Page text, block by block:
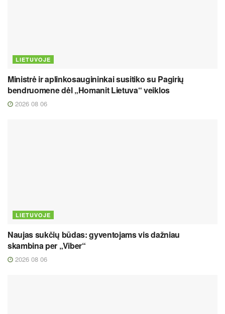
LIETUVOJE
Ministrė ir aplinkosaugininkai susitiko su Pagirių
bendruomene dėl „Homanit Lietuva“ veiklos
2026 08 06
LIETUVOJE
Naujas sukčių būdas: gyventojams vis dažniau
skambina per „Viber“
2026 08 06